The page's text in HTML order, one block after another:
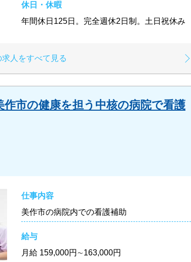
休日・休暇
年間休日125日。完全週休2日制。土日祝休み
求人をすべて見る
市の健康を担う中核の病院で看護
仕事内容
美作市の病院内での看護補助
給与
月給 159,000円∼163,000円